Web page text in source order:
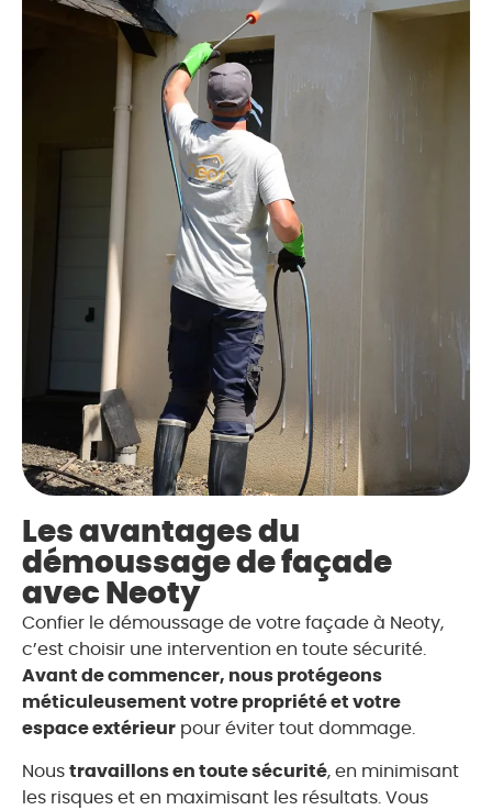
Les avantages du
démoussage de façade
avec Neoty
Confier le démoussage de votre façade à Neoty,
c’est choisir une intervention en toute sécurité.
Avant de commencer, nous protégeons
méticuleusement votre propriété et votre
espace extérieur pour éviter tout dommage.
Nous travaillons en toute sécurité, en minimisant
les risques et en maximisant les résultats. Vous